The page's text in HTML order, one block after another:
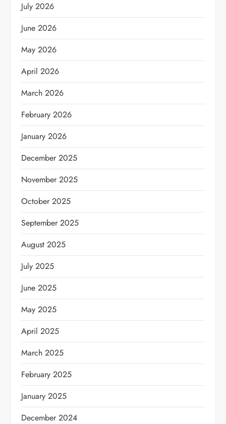
July 2026
June 2026
May 2026
April 2026
March 2026
February 2026
January 2026
December 2025
November 2025
October 2025
September 2025
August 2025
July 2025
June 2025
May 2025
April 2025
March 2025
February 2025
January 2025
December 2024